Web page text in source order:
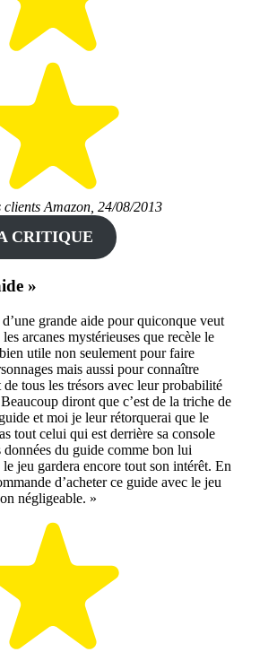
clients Amazon, 24/08/2013
CRITIQUE
»
grande aide pour quiconque veut
arcanes mystérieuses que recèle le
utile non seulement pour faire
mais aussi pour connaître
de tous les trésors avec leur probabilité
diront que c’est de la triche de
et moi je leur rétorquerai que le
tout celui qui est derrière sa console
données du guide comme bon lui
jeu gardera encore tout son intérêt. En
d’acheter ce guide avec le jeu
négligeable. »